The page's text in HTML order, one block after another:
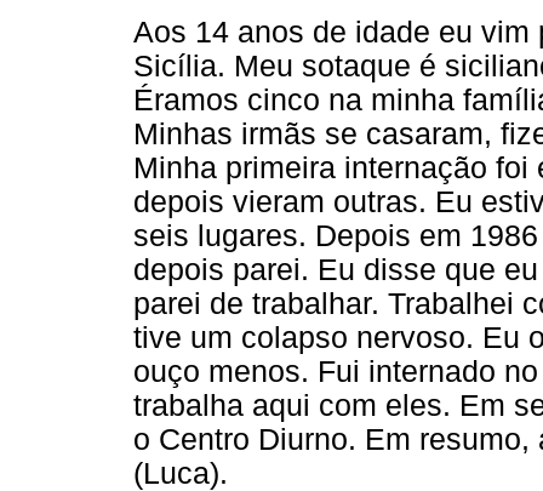
Aos 14 anos de idade eu
Sicília. Meu sotaque é
Éramos cinco na minha
Minhas irmãs se casaram,
Minha primeira internação
depois vieram outras. Eu
seis lugares. Depois em
depois parei. Eu disse que
parei de trabalhar. Trabalhei
tive um colapso nervoso. Eu
ouço menos. Fui internado
trabalha aqui com eles. Em
o Centro Diurno. Em
(Luca).